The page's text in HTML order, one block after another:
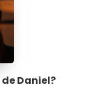
Daniel?